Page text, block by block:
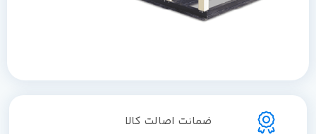
ضمانت اصالت کالا